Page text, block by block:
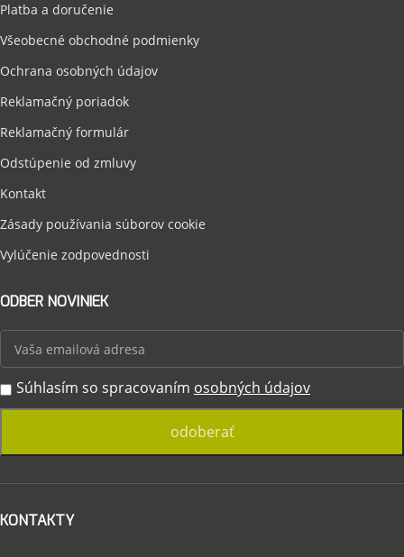
Platba a doručenie
Všeobecné obchodné podmienky
Ochrana osobných údajov
Reklamačný poriadok
Reklamačný formulár
Odstúpenie od zmluvy
Kontakt
Zásady používania súborov cookie
Vylúčenie zodpovednosti
ODBER NOVINIEK
Súhlasím so spracovaním osobných údajov
KONTAKTY